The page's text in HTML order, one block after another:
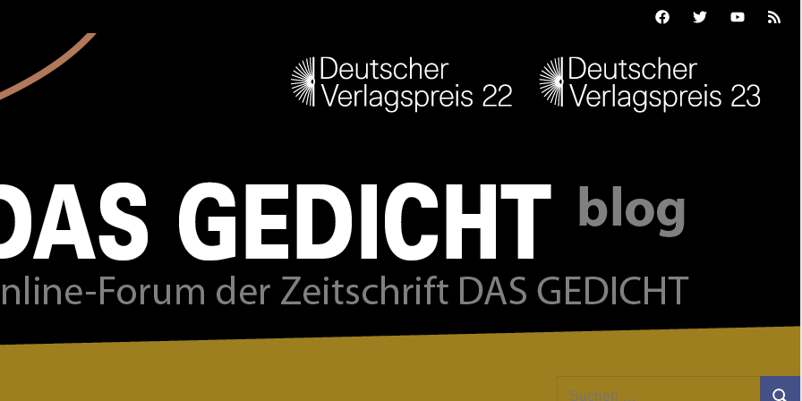
FacebookTwitterYoutubeFeed
Suchen